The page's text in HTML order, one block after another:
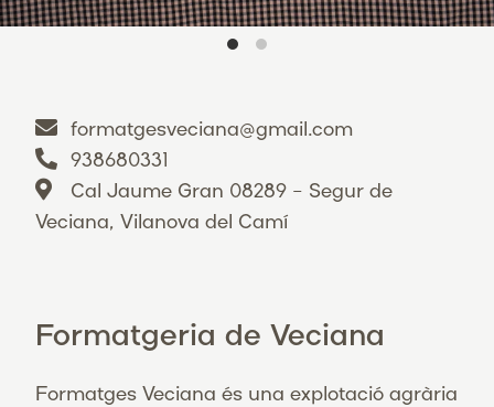
formatgesveciana@gmail.com
938680331
Cal Jaume Gran 08289 – Segur de
Veciana, Vilanova del Camí
Formatgeria de Veciana
Formatges Veciana és una explotació agrària